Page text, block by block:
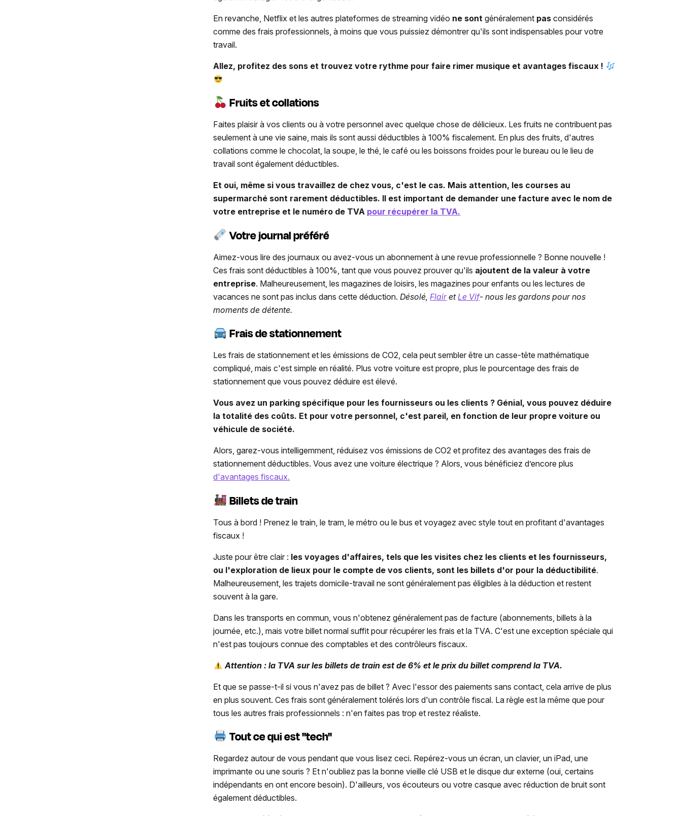
En revanche, Netflix et les autres plateformes de streaming vidéo ne sont généralement pas considérés
comme des frais professionnels, à moins que vous puissiez démontrer qu'ils sont indispensables pour votre
travail.
Allez, profitez des sons et trouvez votre rythme pour faire rimer musique et avantages fiscaux !
Fruits et collations
Faites plaisir à vos clients ou à votre personnel avec quelque chose de délicieux. Les fruits ne contribuent pas
seulement à une vie saine, mais ils sont aussi déductibles à 100% fiscalement. En plus des fruits, d'autres
collations comme le chocolat, la soupe, le thé, le café ou les boissons froides pour le bureau ou le lieu de
travail sont également déductibles.
Et oui, même si vous travaillez de chez vous, c'est le cas. Mais attention, les courses au
supermarché sont rarement déductibles. Il est important de demander une facture avec le nom de
votre entreprise et le numéro de TVA pour récupérer la TVA.
Votre journal préféré
Aimez-vous lire des journaux ou avez-vous un abonnement à une revue professionnelle ? Bonne nouvelle !
Ces frais sont déductibles à 100%, tant que vous pouvez prouver qu'ils ajoutent de la valeur à votre
entreprise. Malheureusement, les magazines de loisirs, les magazines pour enfants ou les lectures de
vacances ne sont pas inclus dans cette déduction.Désolé, Flairet Le Vif- nous les gardons pour nos
moments de détente.
Frais de stationnement
Les frais de stationnement et les émissions de CO2, cela peut sembler être un casse-tête mathématique
compliqué, mais c'est simple en réalité. Plus votre voiture est propre, plus le pourcentage des frais de
stationnement que vous pouvez déduire est élevé.
Vous avez un parking spécifique pour les fournisseurs ou les clients ? Génial, vous pouvez déduire
la totalité des coûts. Et pour votre personnel, c'est pareil, en fonction de leur propre voiture ou
véhicule de société.
Alors, garez-vous intelligemment, réduisez vos émissions de CO2 et profitez des avantages des frais de
stationnement déductibles. Vous avez une voiture électrique ? Alors, vous bénéficiez d’encore plus
d'avantages fiscaux.
Billets de train
Tous à bord ! Prenez le train, le tram, le métro ou le bus et voyagez avec style tout en profitant d'avantages
fiscaux !
Juste pour être clair : les voyages d'affaires, tels que les visites chez les clients et les fournisseurs,
ou l'exploration de lieux pour le compte de vos clients, sont les billets d'or pour la déductibilité.
Malheureusement, les trajets domicile-travail ne sont généralement pas éligibles à la déduction et restent
souvent à la gare.
Dans les transports en commun, vous n'obtenez généralement pas de facture (abonnements, billets à la
journée, etc.), mais votre billet normal suffit pour récupérer les frais et la TVA. C'est une exception spéciale qui
n'est pas toujours connue des comptables et des contrôleurs fiscaux.
Attention : la TVA sur les billets de train est de 6% et le prix du billet comprend la TVA.
Et que se passe-t-il si vous n'avez pas de billet ? Avec l'essor des paiements sans contact, cela arrive de plus
en plus souvent. Ces frais sont généralement tolérés lors d'un contrôle fiscal. La règle est la même que pour
tous les autres frais professionnels : n'en faites pas trop et restez réaliste.
Tout ce qui est "tech"
Regardez autour de vous pendant que vous lisez ceci. Repérez-vous un écran, un clavier, un iPad, une
imprimante ou une souris ? Et n'oubliez pas la bonne vieille clé USB et le disque dur externe (oui, certains
indépendants en ont encore besoin). D'ailleurs, vos écouteurs ou votre casque avec réduction de bruit sont
également déductibles.